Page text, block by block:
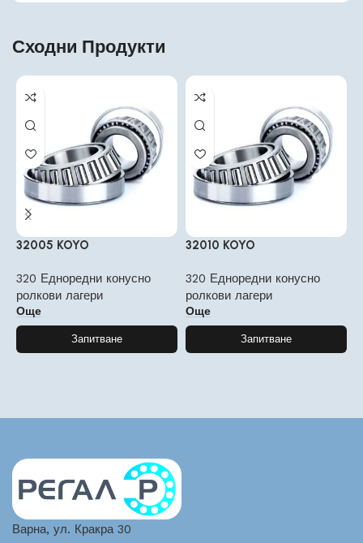
Сходни Продукти
32005 KOYO
320 Едноредни конусно
ролкови лагери
Още
Запитване
32010 KOYO
320 Едноредни конусно
ролкови лагери
Още
Запитване
Варна, ул. Кракра 30